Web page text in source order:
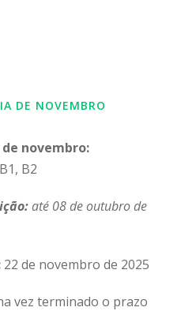
DE NOVEMBRO
novembro:
B2
até 08 de outubro de
22 de novembro de 2025
vez terminado o prazo